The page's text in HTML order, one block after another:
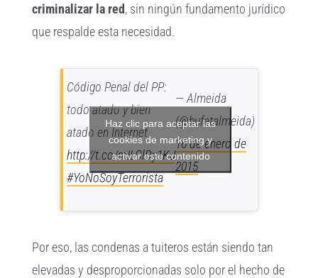
criminalizar la red, sin ningún fundamento jurídico
que respalde esta necesidad.
Código Penal del PP:
todo atado y bien
atado en Internet
http://t.co/mILClDy1KJ
#YoNoSoyTerrorista
— Almeida
(@bufetalmeida)
16 de enero de
2015
Haz clic para aceptar las
cookies de marketing y
activar este contenido
Por eso, las condenas a tuiteros están siendo tan
elevadas y desproporcionadas solo por el hecho de